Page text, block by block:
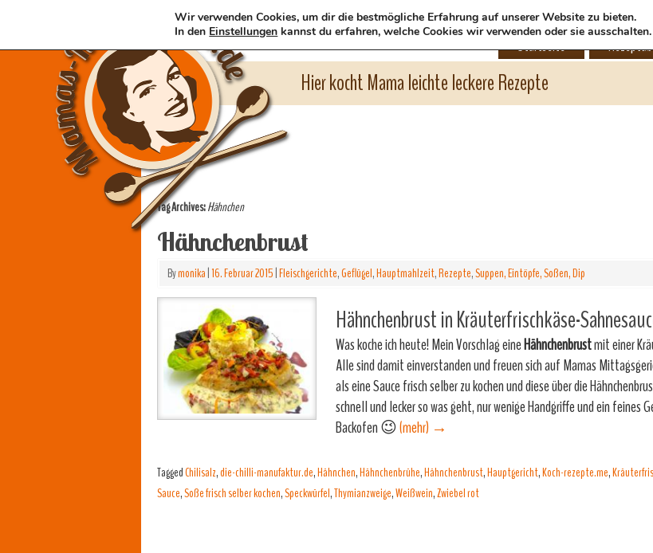
Hier kocht Mama leichte leckere Rezepte
Startseite
Tag Archives:Hähnchen
Hähnchenbrust
Bymonika|16. Februar 2015|Fleischgerichte,Geflügel,Hauptmahlzeit,Rezepte,Suppen, Eintöpfe, Soßen, Dip
Hähnchenbrust in Kräuterfrischkäse-
Was koche ich heute! Mein Vorschlag eineHähnchenbrustmit einer
Alle sind damit einverstanden und freuen sich auf Mamas
als eine Sauce frisch selber zu kochen und diese über die
schnell und lecker so was geht, nur wenige Handgriffe und ein feines
Backofen 😉(mehr) →
TaggedChilisalz,die-chilli-manufaktur.de,Hähnchen,Hähnchenbrühe,Hähnchenbrust,Hauptgericht,Koch-rezepte.me,
Sauce,Soße frisch selber kochen,Speckwürfel,Thymianzweige,Weißwein,Zwiebel rot
Wir verwenden Cookies, um dir die bestmögliche Erfahrung auf unserer Website zu bieten.
In den Einstellungen kannst du erfahren, welche Cookies wir verwenden oder sie ausschalten.